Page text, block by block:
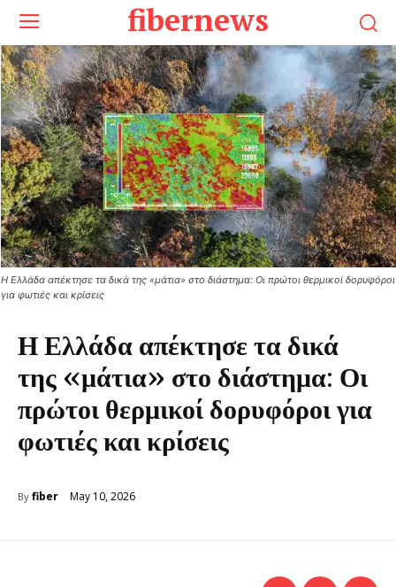
fibernews
Η Ελλάδα απέκτησε τα δικά
της «μάτια» στο διάστημα: Οι
πρώτοι θερμικοί δορυφόροι για
φωτιές και κρίσεις
By fiber May 10, 2026
Η Ελλάδα απέκτησε τα δικά της «μάτια» στο διάστημα: Οι πρώτοι θερμικοί δορυφόροι
για φωτιές και κρίσεις